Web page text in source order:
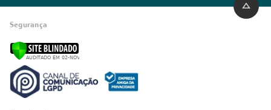
Segurança